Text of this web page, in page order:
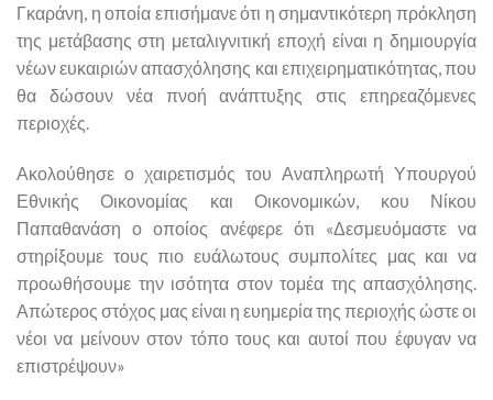
Γκαράνη, η οποία επισήμανε ότι η σημαντικότερη πρόκληση
της μετάβασης στη μεταλιγνιτική εποχή είναι η δημιουργία
νέων ευκαιριών απασχόλησης και επιχειρηματικότητας, που
θα δώσουν νέα πνοή ανάπτυξης στις επηρεαζόμενες
περιοχές.
Ακολούθησε ο χαιρετισμός του Αναπληρωτή Υπουργού
Εθνικής Οικονομίας και Οικονομικών, κου Νίκου
Παπαθανάση ο οποίος ανέφερε ότι «Δεσμευόμαστε να
στηρίξουμε τους πιο ευάλωτους συμπολίτες μας και να
προωθήσουμε την ισότητα στον τομέα της απασχόλησης.
Απώτερος στόχος μας είναι η ευημερία της περιοχής ώστε οι
νέοι να μείνουν στον τόπο τους και αυτοί που έφυγαν να
επιστρέψουν»